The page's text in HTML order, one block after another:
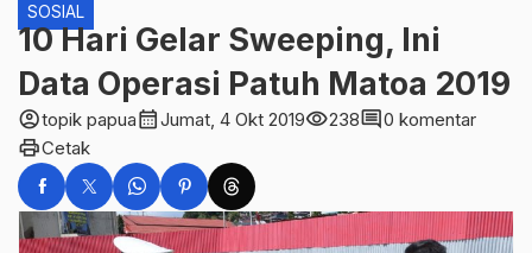
SOSIAL
10 Hari Gelar Sweeping, Ini
Data Operasi Patuh Matoa 2019
account_circletopik papuacalendar_monthJumat, 4 Okt 2019visibility238comment0 komentar
printCetak